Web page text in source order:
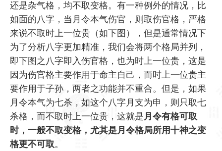
还是杂气格，均不取变格。有一种例外的情况，比
如面的八字，当月令本气伤官，则取伤官格，严格
来说不取时上一位贵（如下图），但是通常情况下
为了分析八字更加精准，我们会将两个格局并列，
即下图之八字即入伤官格，也为时上一位贵，这是
因为伤官格主要作用于命主自己，而时上一位贵主
要作用于子孙，两者之功能并不重合。但是，如果
月令本气为七杀，如这个八字月支为申，则只取七
杀格，而不取时上一位贵，这就是月令有格可取
时，一般不取变格，尤其是月令格局所用十神之变
格更不可取。